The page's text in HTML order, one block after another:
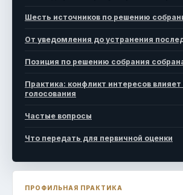
Шесть источников по решению
От уведомления до устранения
Позиция по решению собрания
Практика: конфликт интересов влияет
голосования
Частые вопросы
Что передать для первичной оценки
ПРОФИЛЬНАЯ ПРАКТИКА